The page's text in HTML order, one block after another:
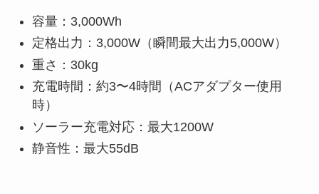
容量：3,000Wh
定格出力：3,000W（瞬間最大出力5,000W）
重さ：30kg
充電時間：約3〜4時間（ACアダプター使用
時）
ソーラー充電対応：最大1200W
静音性：最大55dB